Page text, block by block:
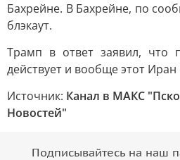
Бахрейне. В Бахрейне, по
блэкаут.
Трамп в ответ заявил, что
действует и вообще этот
Источник: Канал в МАКС
Новостей"
Подписывайтесь на наш